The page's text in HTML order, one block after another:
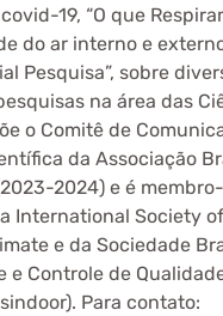
19, “O que
do ar interno e
Pesquisa”, sobre
na área das
o Comitê de
da Associação
2024) e é membro-
International Society
e da Sociedade
e Controle de
Para contato: